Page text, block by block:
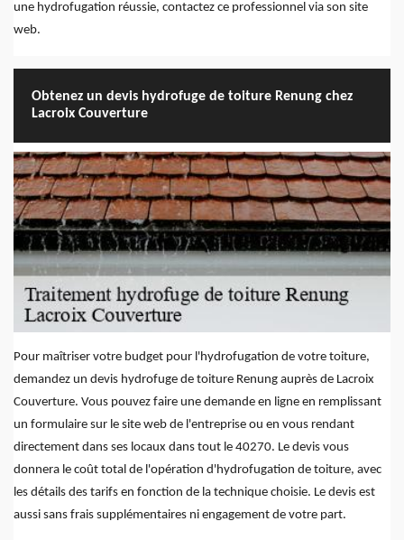
une hydrofugation réussie, contactez ce professionnel via son site
web.
Obtenez un devis hydrofuge de toiture Renung chez
Lacroix Couverture
Pour maîtriser votre budget pour l'hydrofugation de votre toiture,
demandez un devis hydrofuge de toiture Renung auprès de Lacroix
Couverture. Vous pouvez faire une demande en ligne en remplissant
un formulaire sur le site web de l'entreprise ou en vous rendant
directement dans ses locaux dans tout le 40270. Le devis vous
donnera le coût total de l'opération d'hydrofugation de toiture, avec
les détails des tarifs en fonction de la technique choisie. Le devis est
aussi sans frais supplémentaires ni engagement de votre part.